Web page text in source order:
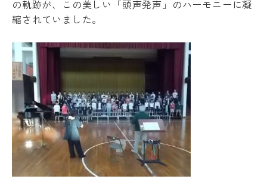
の軌跡が、この美しい「頭声発声」のハーモニーに凝
縮されていました。